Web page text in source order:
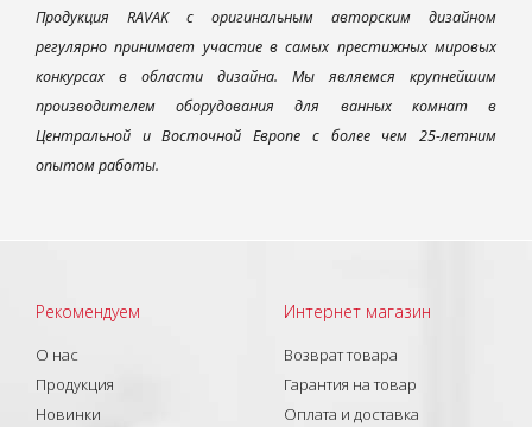
Продукция RAVAK с оригинальным авторским дизайном
регулярно принимает участие в самых престижных мировых
конкурсах в области дизайна. Мы являемся крупнейшим
производителем оборудования для ванных комнат в
Центральной и Восточной Европе с более чем 25-летним
опытом работы.
Рекомендуем
О нас
Продукция
Новинки
Интернет магазин
Возврат товара
Гарантия на товар
Оплата и доставка